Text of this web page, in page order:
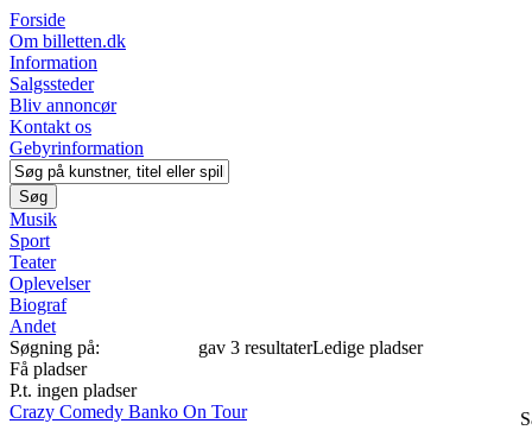
Forside
Om billetten.dk
Information
Salgssteder
Bliv annoncør
Kontakt os
Gebyrinformation
Musik
Sport
Teater
Oplevelser
Biograf
Andet
Søgning på:
gav 3 resultaterLedige pladser
Få pladser
P.t. ingen pladser
Crazy Comedy Banko On Tour